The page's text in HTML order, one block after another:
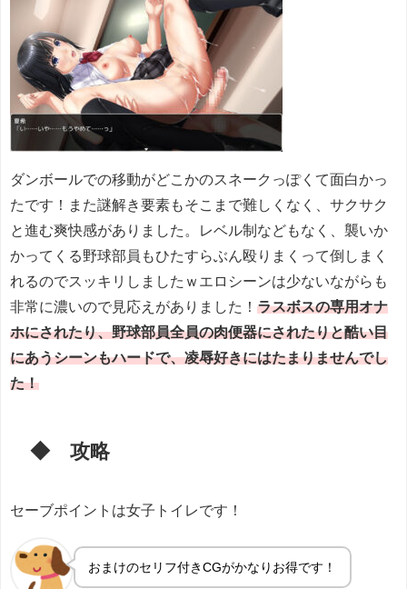
ダンボールでの移動がどこかのスネークっぽくて面白かっ
たです！また謎解き要素もそこまで難しくなく、サクサク
と進む爽快感がありました。レベル制などもなく、襲いか
かってくる野球部員もひたすらぶん殴りまくって倒しまく
れるのでスッキリしましたｗエロシーンは少ないながらも
非常に濃いので見応えがありました！ ラスボスの専用オナ
ホにされたり、野球部員全員の肉便器にされたりと酷い目
にあうシーンもハードで、凌辱好きにはたまりませんでし
た！
◆ 攻略
セーブポイントは女子トイレです！
おまけのセリフ付きCGがかなりお得です！